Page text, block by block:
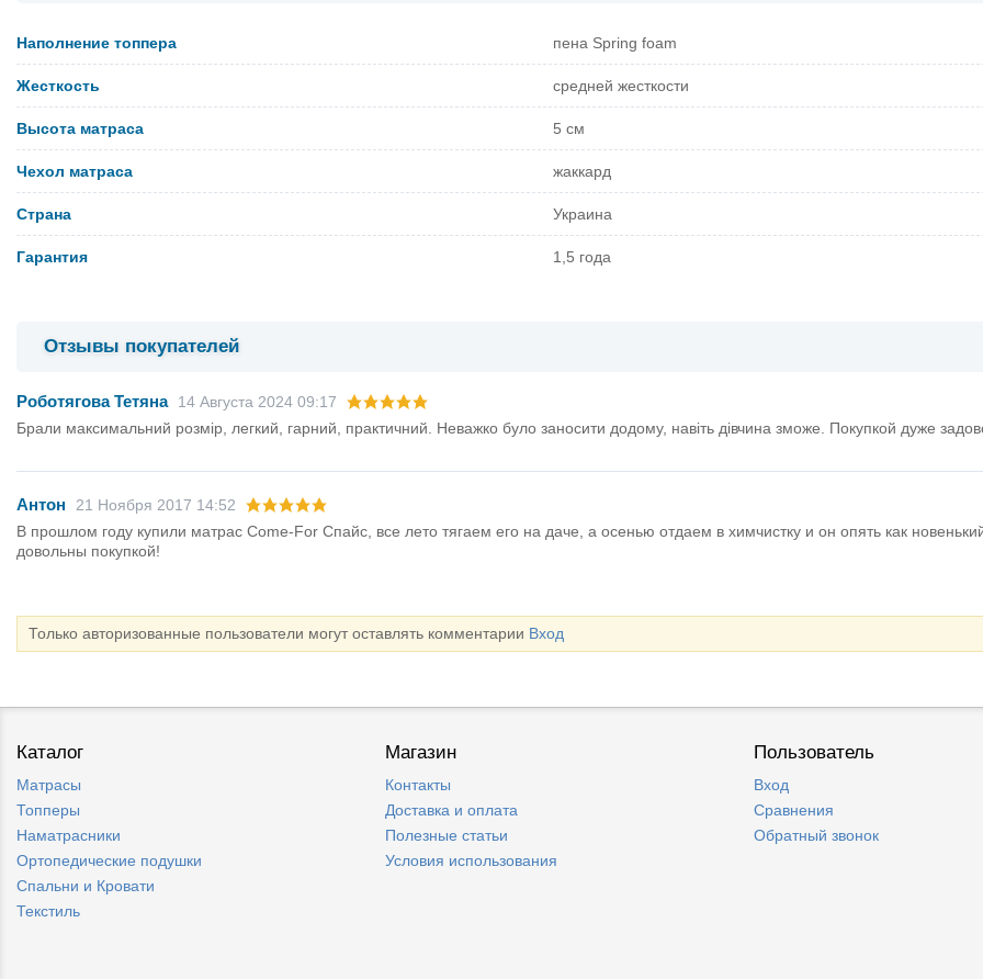
Наполнение топпера пена Spring foam
Жесткость средней жесткости
Высота матраса 5 см
Чехол матраса жаккард
Страна Украина
Гарантия 1,5 года
Отзывы покупателей
Роботягова Тетяна
14 Августа 2024 09:17
Брали максимальний розмір, легкий, гарний, практичний. Неважко було заносити додому, навіть дівчина зможе. Покупкой дуже
Антон
21 Ноября 2017 14:52
В прошлом году купили матрас Come-For Спайс, все лето тягаем его на даче, а осенью отдаем в химчистку и он опять как
довольны покупкой!
Только авторизованные пользователи могут оставлять комментарии Вход
Каталог
Матрасы
Топперы
Наматрасники
Ортопедические подушки
Спальни и Кровати
Текстиль
Магазин
Контакты
Доставка и оплата
Полезные статьи
Условия использования
Пользователь
Вход
Сравнения
Обратный звонок